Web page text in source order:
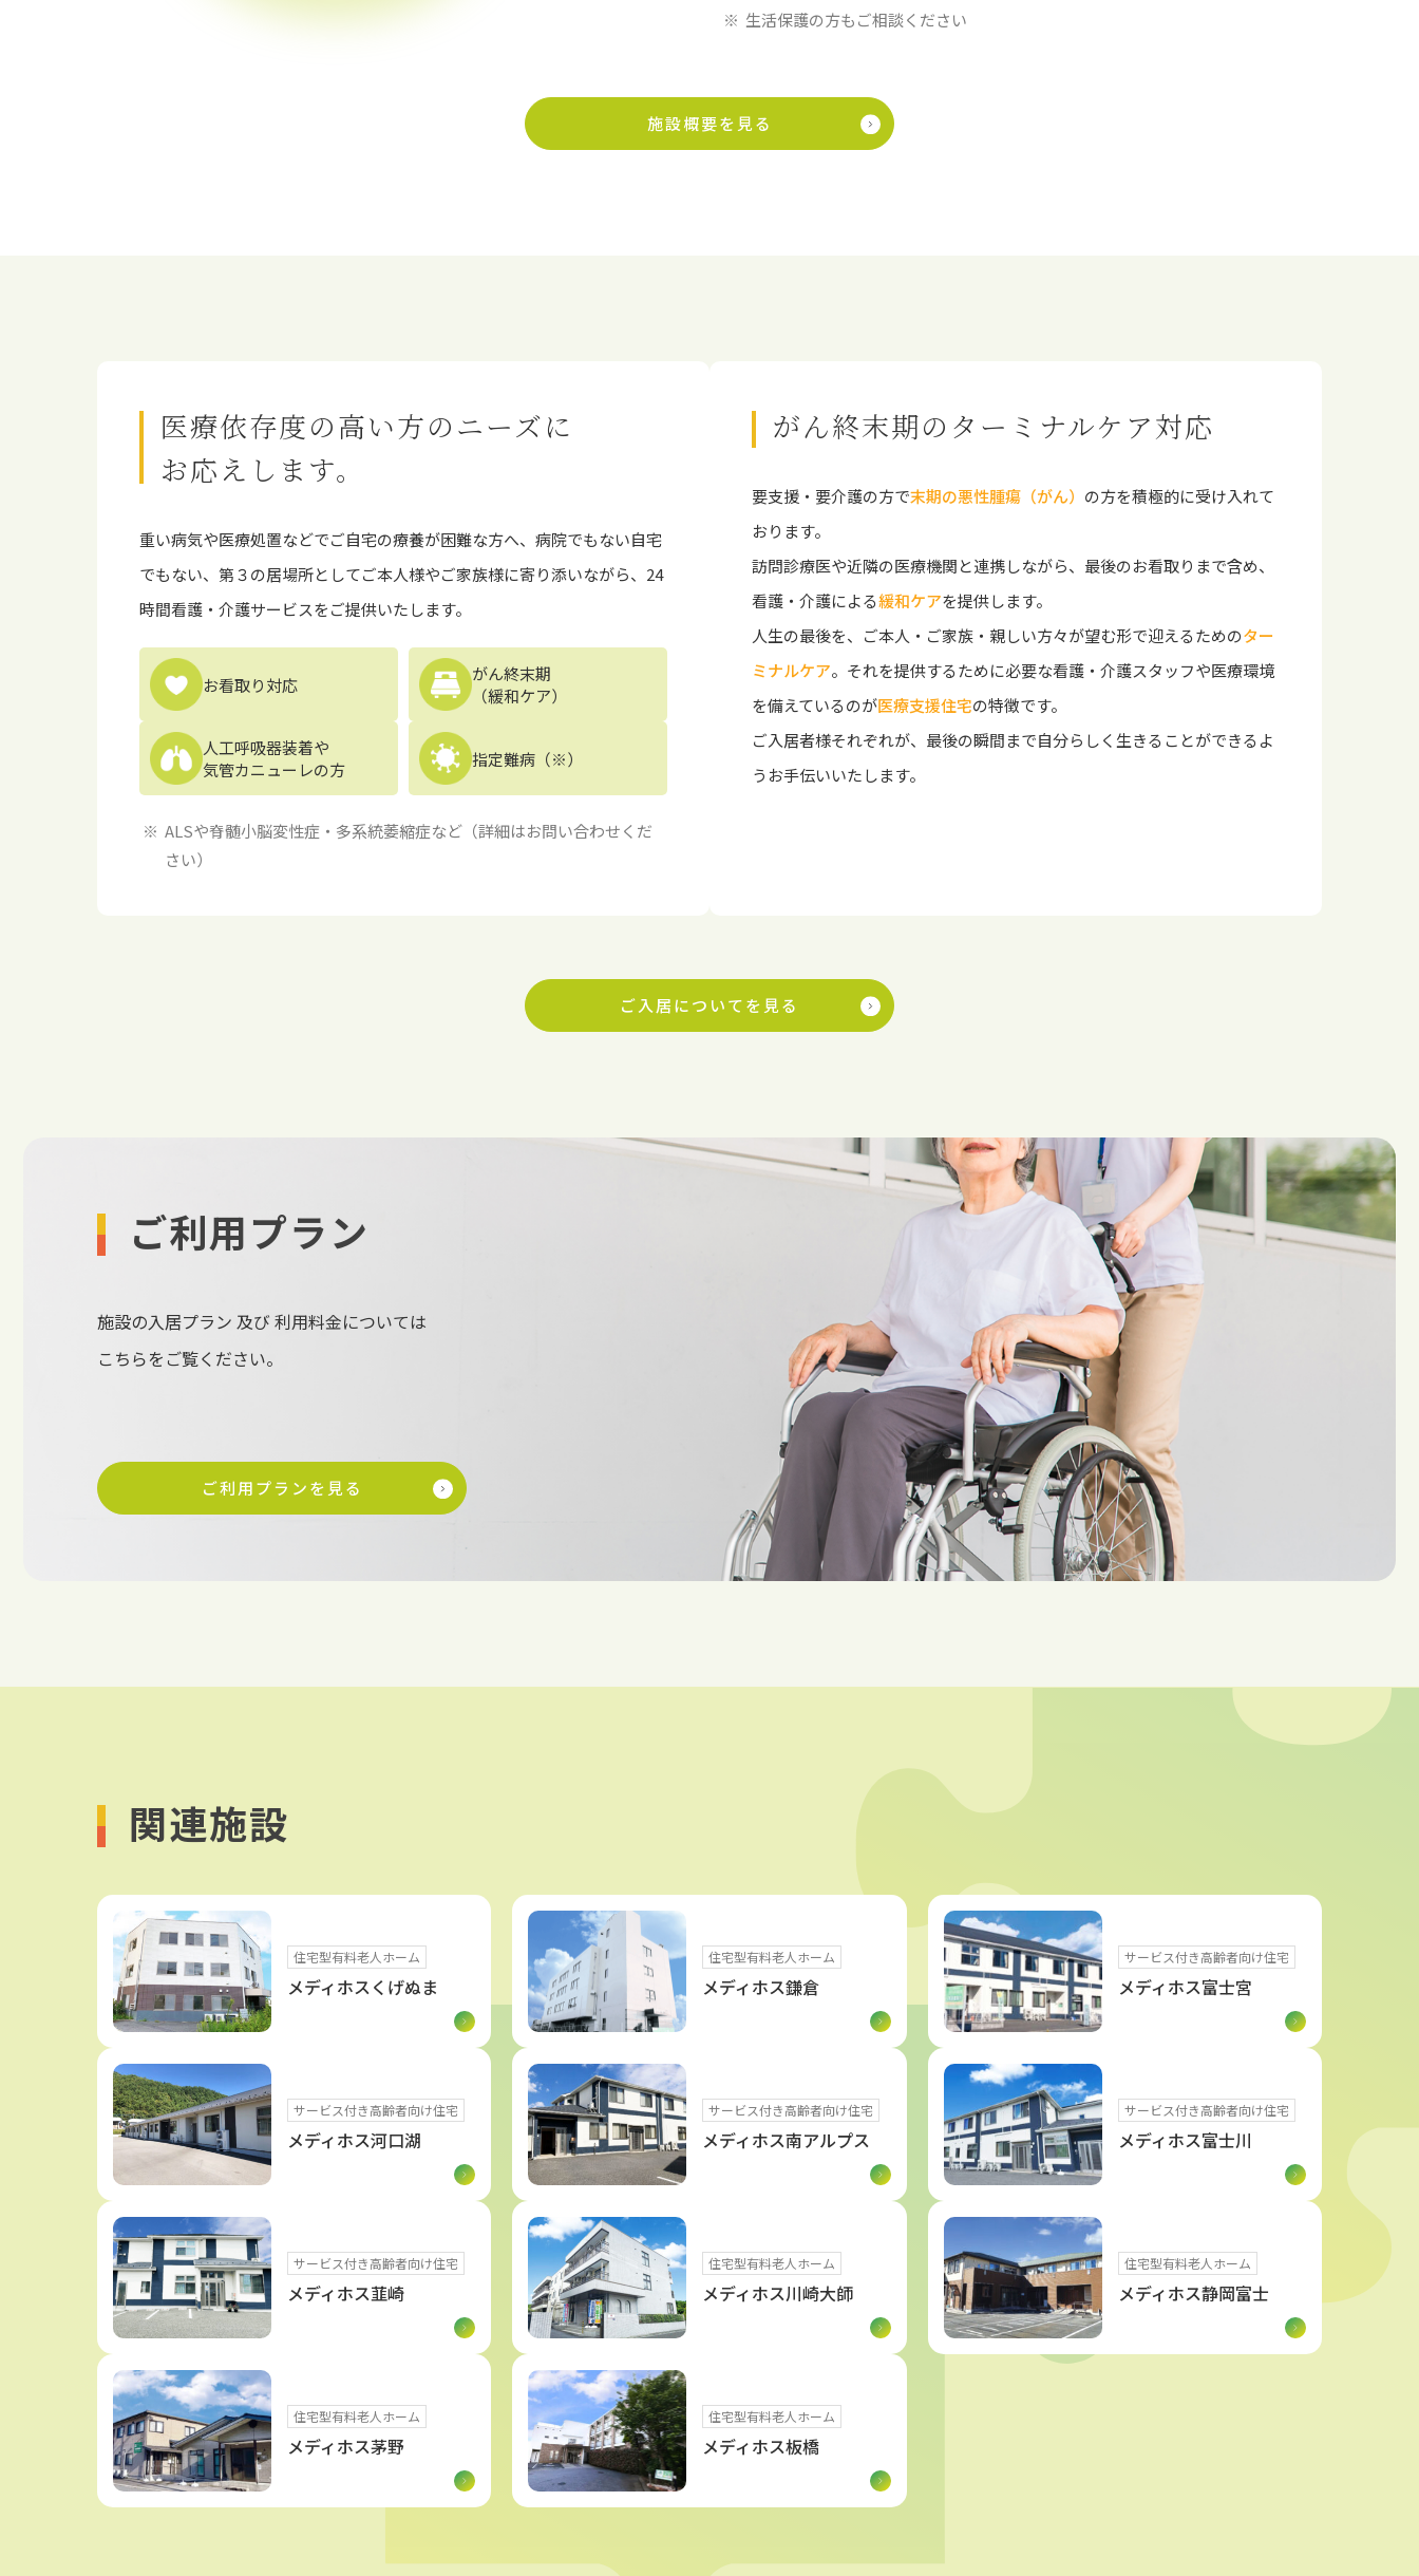
生活保護の方もご相談ください
施設概要を見る
医療依存度の高い方のニーズに
お応えします。
重い病気や医療処置などでご⾃宅の療養が困難な⽅へ、病院でもない⾃宅
でもない、第３の居場所としてご本⼈様やご家族様に寄り添いながら、24
時間看護・介護サービスをご提供いたします。
お看取り対応
がん終末期
（緩和ケア）
人工呼吸器装着や
気管カニューレの方
指定難病（※）
ALSや脊髄小脳変性症・多系統萎縮症など（詳細はお問い合わせくだ
さい）
がん終末期のターミナルケア対応
要支援・要介護の方で末期の悪性腫瘍（がん） の方を積極的に受け入れて
おります。
訪問診療医や近隣の医療機関と連携しながら、最後のお看取りまで含め、
看護・介護による緩和ケアを提供します。
人生の最後を、ご本人・ご家族・親しい方々が望む形で迎えるためのター
ミナルケア。それを提供するために必要な看護・介護スタッフや医療環境
を備えているのが医療支援住宅の特徴です。
ご入居者様それぞれが、最後の瞬間まで自分らしく生きることができるよ
うお手伝いいたします。
ご入居についてを見る
ご利用プラン
施設の入居プラン 及び 利用料金については
こちらをご覧ください。
ご利用プランを見る
関連施設
住宅型有料老人ホーム
メディホスくげぬま
住宅型有料老人ホーム
メディホス鎌倉
サービス付き高齢者向け住宅
メディホス富士宮
サービス付き高齢者向け住宅
メディホス河口湖
サービス付き高齢者向け住宅
メディホス南アルプス
サービス付き高齢者向け住宅
メディホス富士川
サービス付き高齢者向け住宅
メディホス韮崎
住宅型有料老人ホーム
メディホス川崎大師
住宅型有料老人ホーム
メディホス静岡富士
住宅型有料老人ホーム
メディホス茅野
住宅型有料老人ホーム
メディホス板橋